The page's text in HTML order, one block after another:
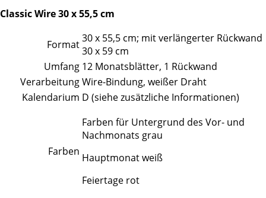
Classic Wire 30 x 55,5 cm
Format30 x 55,5 cm; mit verlängerter Rückwand
30 x 59 cm
Umfang 12 Monatsblätter, 1 Rückwand
VerarbeitungWire-Bindung, weißer Draht
Kalendarium D (siehe zusätzliche Informationen)
Farben
Farben für Untergrund des Vor- und
Nachmonats grau
Hauptmonat weiß
Feiertage rot